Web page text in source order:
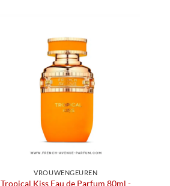
VROUWENGEUREN
Tropical Kiss Eau de Parfum 80ml -